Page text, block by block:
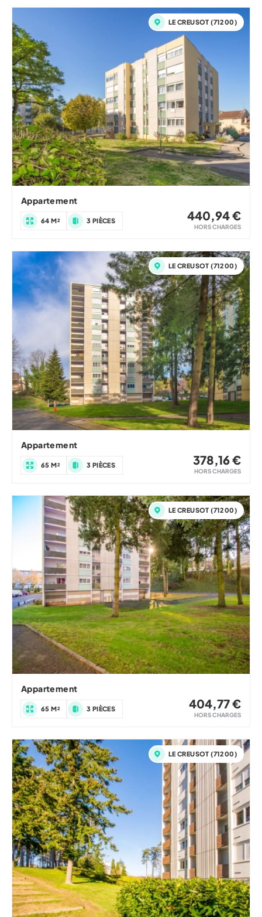
LE CREUSOT (71200)
Appartement
64 M² 3 PIÈCES 440,94 €
HORS CHARGES
LE CREUSOT (71200)
Appartement
65 M² 3 PIÈCES 378,16 €
HORS CHARGES
LE CREUSOT (71200)
Appartement
65 M² 3 PIÈCES 404,77 €
HORS CHARGES
LE CREUSOT (71200)